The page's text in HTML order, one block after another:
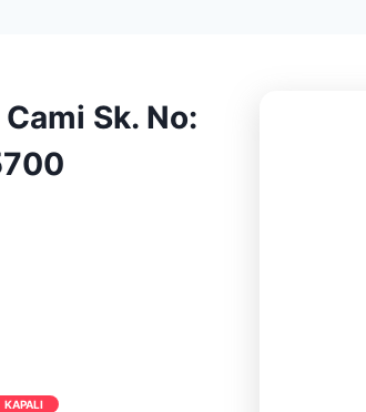
Sk. No:
KAPALI